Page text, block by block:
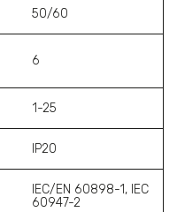
50/60
6
1-25
IP20
IEC/EN 60898-1, IEC
60947-2